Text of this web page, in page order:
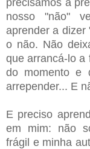
nosso "não"
aprender a dizer
o não. Não
que arrancá-lo a
do momento e
arrepender... E
E preciso
em mim: não
frágil e minha